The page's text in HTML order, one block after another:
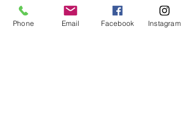
Phone Email Facebook Instagram